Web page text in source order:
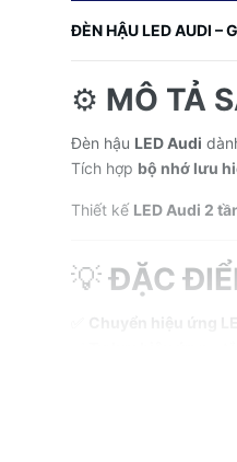
ĐÈN HẬU LED AUDI –
⚙️ MÔ TẢ
Đèn hậu LED Audi
Tích hợp bộ nhớ lưu
Thiết kế LED Audi 2
💡ĐẶC